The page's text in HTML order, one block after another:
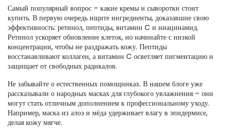
Самый популярный вопрос – какие кремы и сыворотки стоит
купить. В первую очередь ищите ингредиенты, доказавшие свою
эффективность: ретинол, пептиды, витамин C и ниацинамид.
Ретинол ускоряет обновление клеток, но начинайте с низкой
концентрации, чтобы не раздражать кожу. Пептиды
восстанавливают коллаген, а витамин C осветляет пигментацию и
защищает от свободных радикалов.
Не забывайте о естественных помощниках. В нашем блоге уже
рассказывали о народных масках для глубокого увлажнения – они
могут стать отличным дополнением к профессиональному уходу.
Например, маска из алоэ и мёда удерживает влагу в эпидермисе,
делая кожу мягче.